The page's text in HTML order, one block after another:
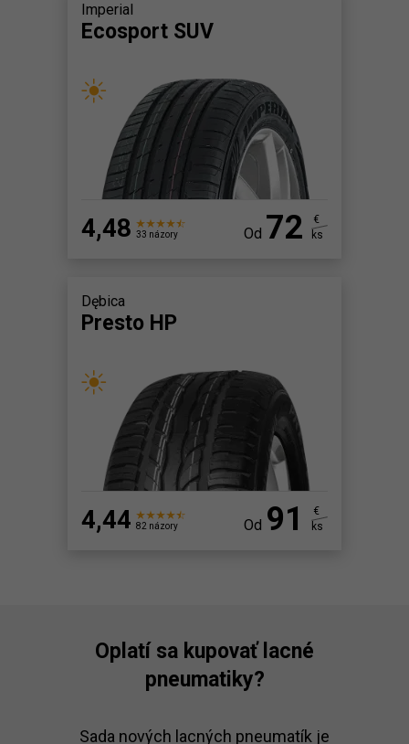
Imperial
Ecosport SUV
4,48 33 názory Od 72
€
ks
Dębica
Presto HP
4,44 82 názory Od 91
€
ks
Oplatí sa kupovať lacné
pneumatiky?
Sada nových lacných pneumatík je